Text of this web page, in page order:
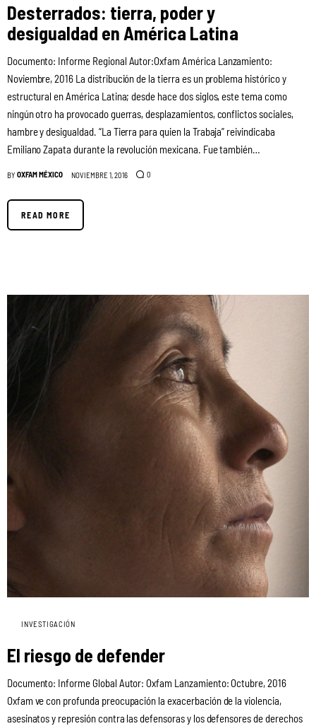
Desterrados: tierra, poder y
desigualdad en América Latina
Documento: Informe Regional Autor:Oxfam América Lanzamiento:
Noviembre, 2016 La distribución de la tierra es un problema histórico y
estructural en América Latina; desde hace dos siglos, este tema como
ningún otro ha provocado guerras, desplazamientos, conflictos sociales,
hambre y desigualdad. “La Tierra para quien la Trabaja” reivindicaba
Emiliano Zapata durante la revolución mexicana. Fue también…
BY OXFAM MÉXICO NOVIEMBRE 1, 2016 0
READ MORE
INVESTIGACIÓN
El riesgo de defender
Documento: Informe Global Autor: Oxfam Lanzamiento: Octubre, 2016
Oxfam ve con profunda preocupación la exacerbación de la violencia,
asesinatos y represión contra las defensoras y los defensores de derechos